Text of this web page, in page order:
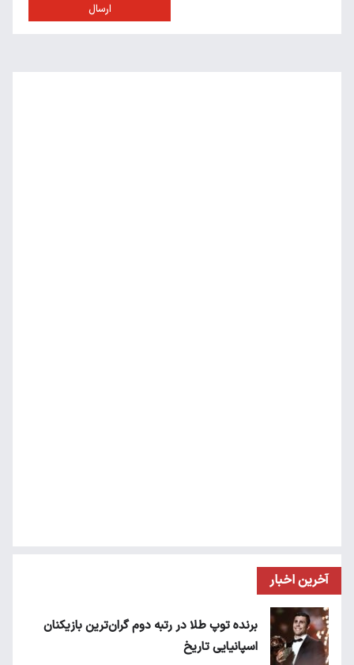
ارسال
آخرین اخبار
برنده توپ طلا در رتبه دوم گران‌ترین بازیکنان
اسپانیایی تاریخ